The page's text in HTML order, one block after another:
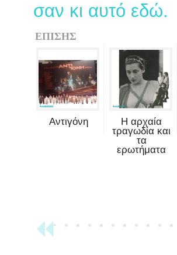
σαν κι αυτό εδώ.
ΕΠΙΣΗΣ
Αντιγόνη
Η αρχαία
τραγωδία και
τα
ερωτήματα